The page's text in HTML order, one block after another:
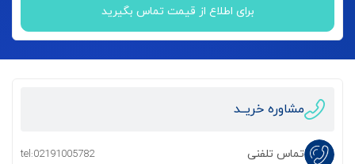
برای اطلاع از قیمت تماس بگیرید
مشاوره خریــد
تماس تلفنی tel:02191005782